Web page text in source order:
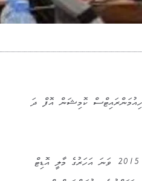
ހިއުމަންރައިޓްސް ކޮމިޝަން އޮފް ދަ
ހިސްޓޯ މިހެން ވިދާޅުވީ ހިއުމަންރައިޓްސް ކޮމިޝަން އޮފް ދަ މޯލްޑިވްސްގެ 2015 ވަނަ އަހަރުގެ މާލީ އޮޑިޓް